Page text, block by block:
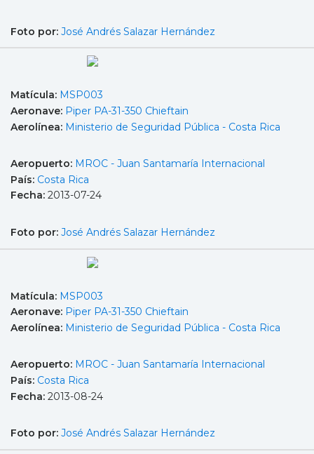
Foto por: José Andrés Salazar Hernández
Matícula: MSP003
Aeronave: Piper PA-31-350 Chieftain
Aerolínea: Ministerio de Seguridad Pública - Costa Rica
Aeropuerto: MROC - Juan Santamaría Internacional
País: Costa Rica
Fecha: 2013-07-24
Foto por: José Andrés Salazar Hernández
Matícula: MSP003
Aeronave: Piper PA-31-350 Chieftain
Aerolínea: Ministerio de Seguridad Pública - Costa Rica
Aeropuerto: MROC - Juan Santamaría Internacional
País: Costa Rica
Fecha: 2013-08-24
Foto por: José Andrés Salazar Hernández